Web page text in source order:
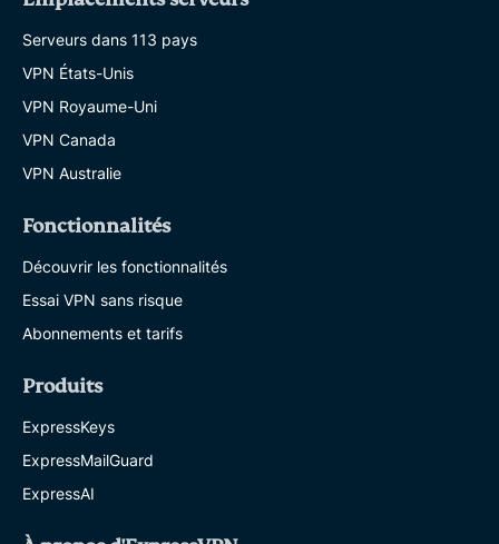
Serveurs dans 113 pays
VPN États-Unis
VPN Royaume-Uni
VPN Canada
VPN Australie
Fonctionnalités
Découvrir les fonctionnalités
Essai VPN sans risque
Abonnements et tarifs
Produits
ExpressKeys
ExpressMailGuard
ExpressAI